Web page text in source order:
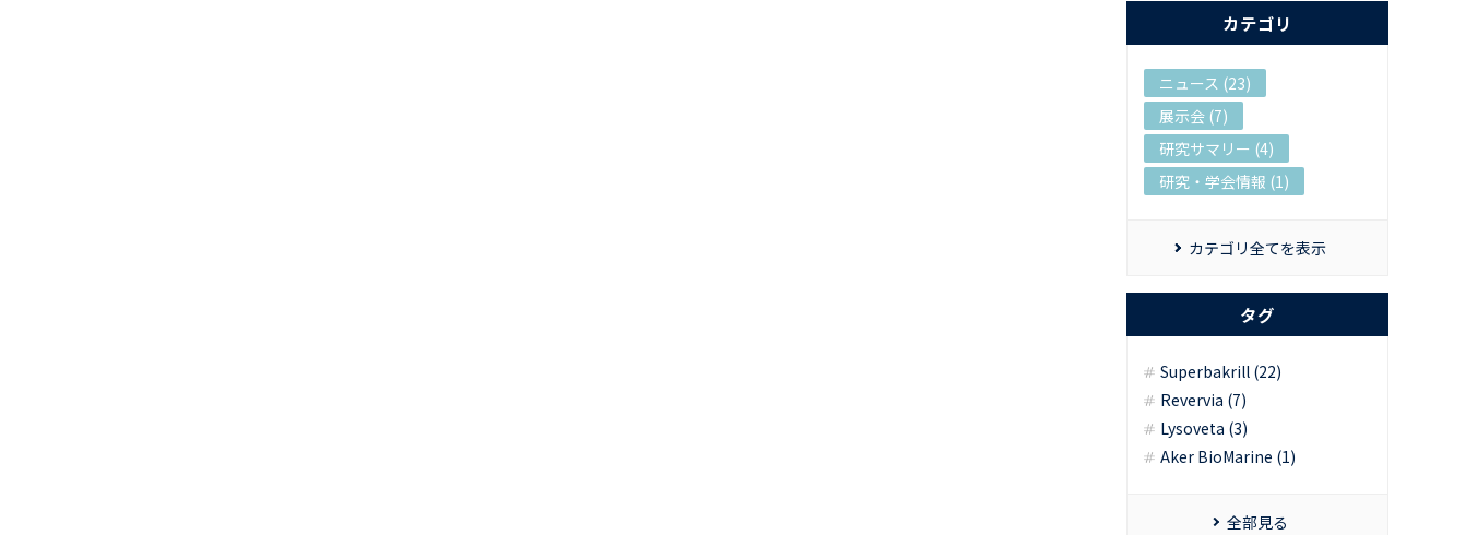
カテゴリ
ニュース (23)
展示会 (7)
研究サマリー (4)
研究・学会情報 (1)
カテゴリ全てを表示
タグ
Superbakrill (22)
Revervia (7)
Lysoveta (3)
Aker BioMarine (1)
全部見る